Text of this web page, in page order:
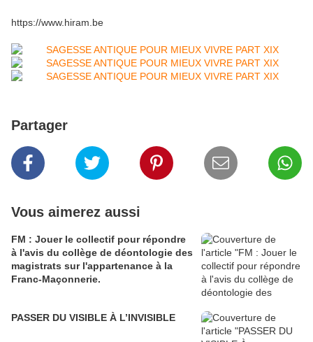
https://www.hiram.be
Partager
Vous aimerez aussi
FM : Jouer le collectif pour répondre
à l'avis du collège de déontologie des
magistrats sur l'appartenance à la
Franc-Maçonnerie.
PASSER DU VISIBLE À L’INVISIBLE